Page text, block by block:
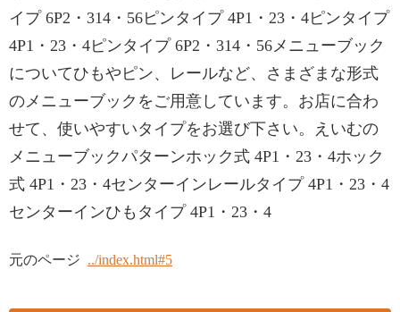
イプ 6P2・314・56ピンタイプ 4P1・23・4ピンタイプ
4P1・23・4ピンタイプ 6P2・314・56メニューブック
についてひもやピン、レールなど、さまざまな形式
のメニューブックをご用意しています。お店に合わ
せて、使いやすいタイプをお選び下さい。えいむの
メニューブックパターンホック式 4P1・23・4ホック
式 4P1・23・4センターインレールタイプ 4P1・23・4
センターインひもタイプ 4P1・23・4
元のページ ../index.html#5